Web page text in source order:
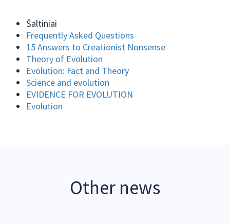
Šaltiniai
Frequently Asked Questions
15 Answers to Creationist Nonsense
Theory of Evolution
Evolution: Fact and Theory
Science and evolution
EVIDENCE FOR EVOLUTION
Evolution
Other news